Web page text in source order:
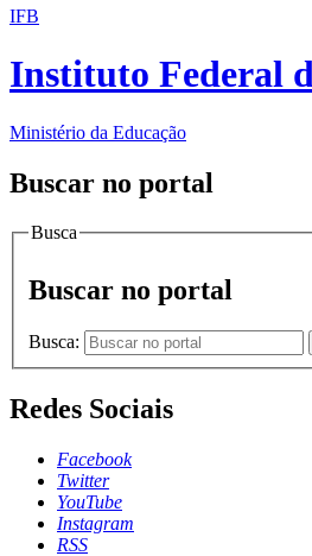
IFB
Instituto Federal
Ministério da Educação
Buscar no portal
Busca
Buscar no portal
Busca:
Redes Sociais
Facebook
Twitter
YouTube
Instagram
RSS